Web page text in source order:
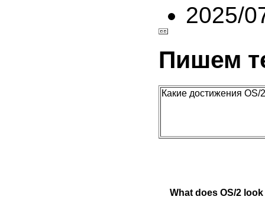
2025/
Пишем
Какие достижения OS/
What does OS/2